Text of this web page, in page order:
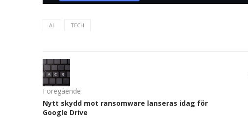
AI TECH
Föregående
Nytt skydd mot ransomware lanseras idag för
Google Drive